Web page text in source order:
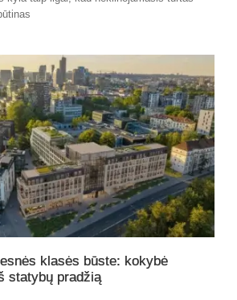
klasės būste: kokybė
statybų pradžią